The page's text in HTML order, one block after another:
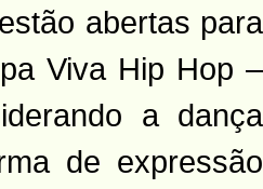
abertas para
Viva Hip Hop –
a dança
de expressão